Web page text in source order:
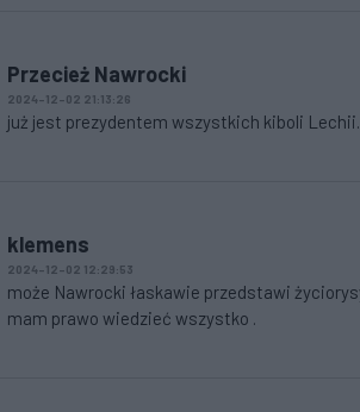
Przecież Nawrocki
2024-12-02 21:13:26
już jest prezydentem wszystkich kiboli
klemens
2024-12-02 12:29:53
może Nawrocki łaskawie przedstawi
mam prawo wiedzieć wszystko .